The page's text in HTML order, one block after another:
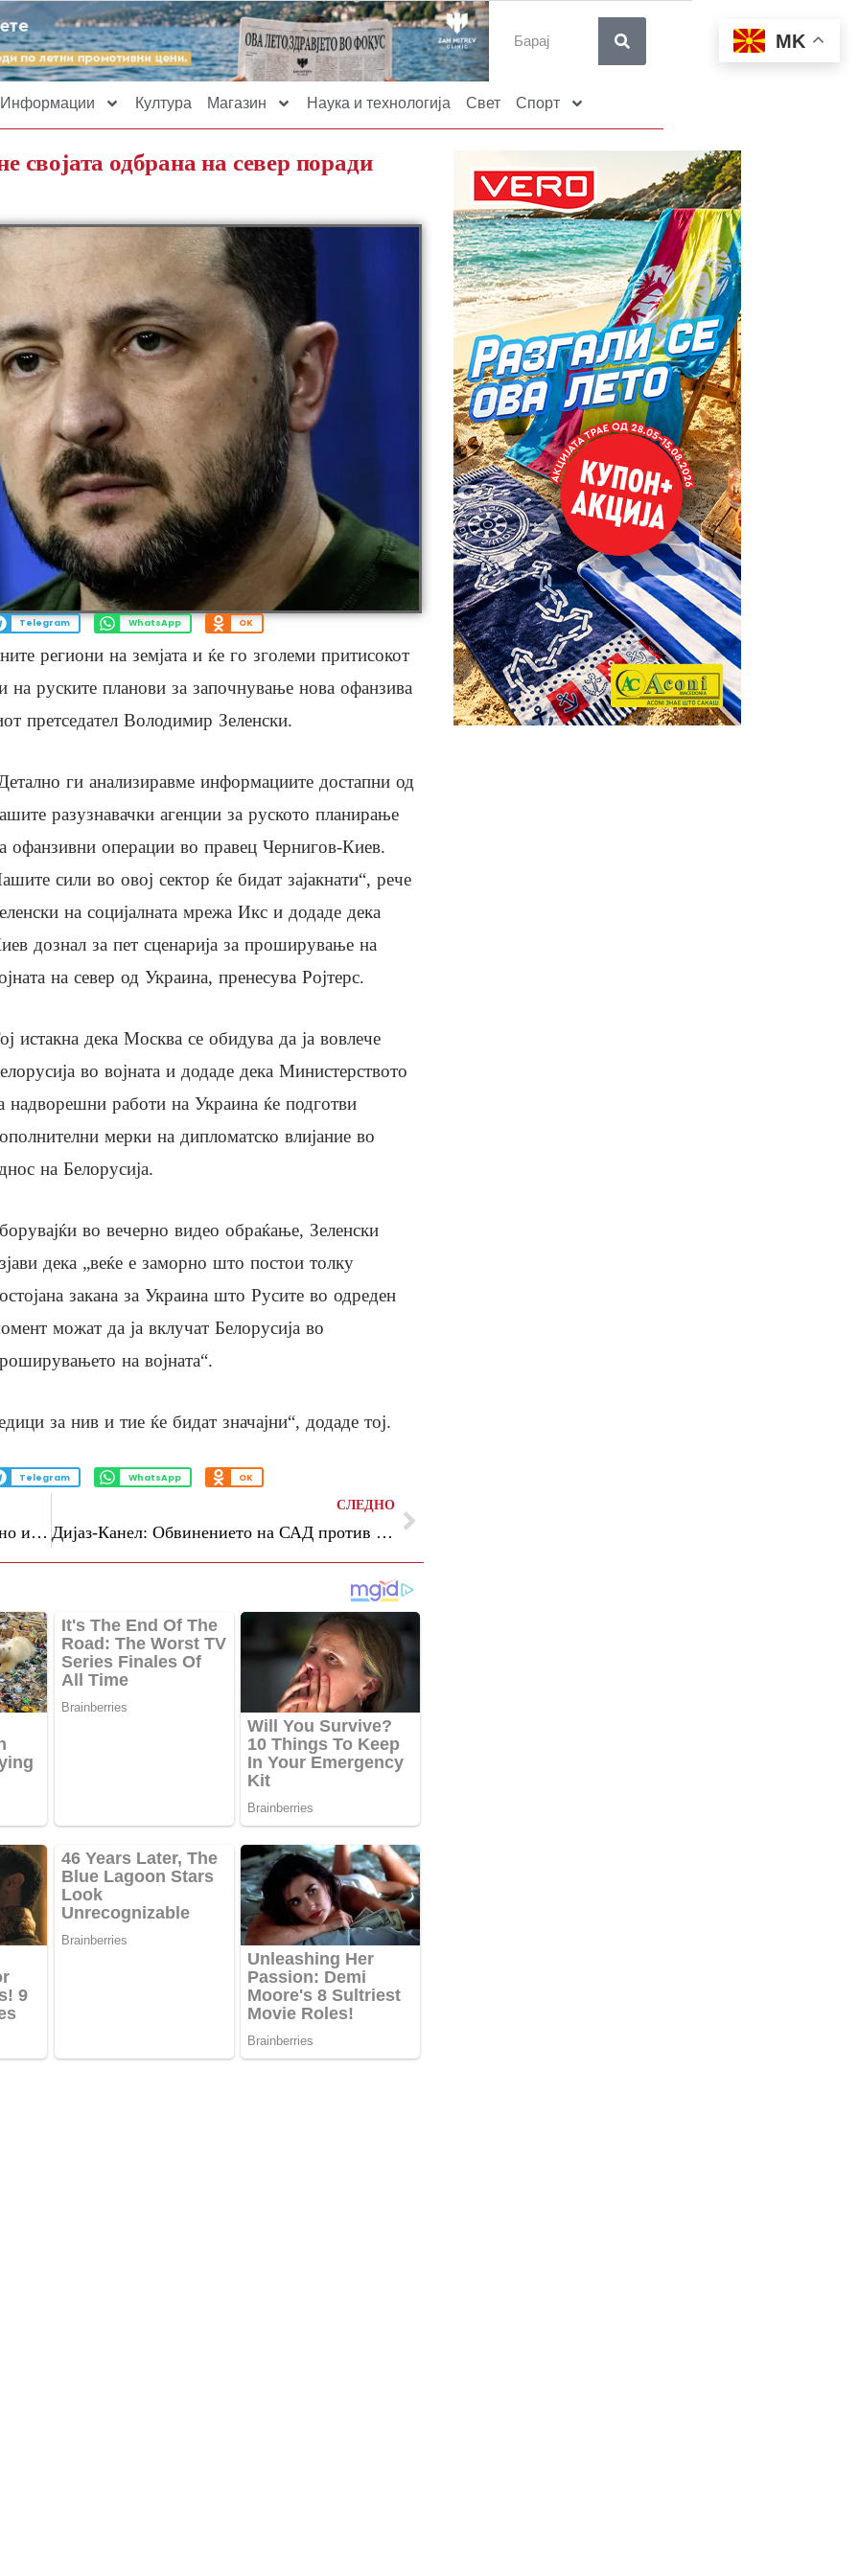
Информации Култура Магазин Наука и технологија Свет Спорт
својата одбрана на север поради
Telegram WhatsApp OK
региони на земјата и ќе го зголеми притисокот
на руските планови за започнување нова офанзива
претседател Володимир Зеленски.
ги анализиравме информациите достапни од
разузнавачки агенции за руското планирање
офанзивни операции во правец Чернигов-Киев.
сили во овој сектор ќе бидат зајакнати“, рече
на социјалната мрежа Икс и додаде дека
дознал за пет сценарија за проширување на
на север од Украина, пренесува Ројтерс.
истакна дека Москва се обидува да ја вовлече
во војната и додаде дека Министерството
надворешни работи на Украина ќе подготви
мерки на дипломатско влијание во
на Белорусија.
во вечерно видео обраќање, Зеленски
дека „веќе е заморно што постои толку
закана за Украина што Русите во одреден
можат да ја вклучат Белорусија во
на војната“.
за нив и тие ќе бидат значајни“, додаде тој.
Telegram WhatsApp OK
Арагчи: Подготвени сме за преговори, но и за борба
СЛЕДНО
Диjаз-Канел: Обвинението на САД против Кастро ја открива нивната ароганција и фрустрација
MK